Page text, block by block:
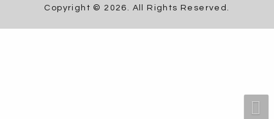
Copyright © 2026. All Rights Reserved.